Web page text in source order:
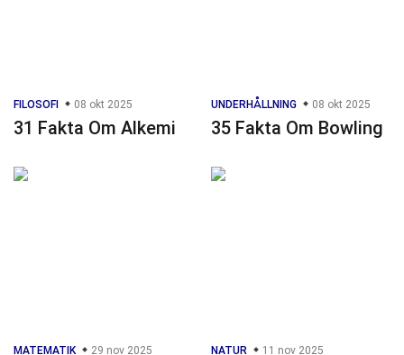
FILOSOFI 08 okt 2025
31 Fakta Om Alkemi
UNDERHÅLLNING 08 okt 2025
35 Fakta Om Bowling
MATEMATIK 29 nov 2025 NATUR 11 nov 2025